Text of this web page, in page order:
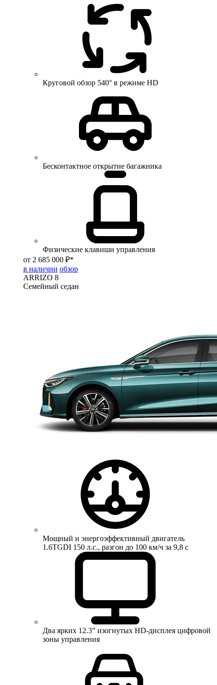
Круговой обзор 540° в режиме HD
Бесконтактное открытие багажника
Физические клавиши управления
от 2 685 000 ₽*
в наличии обзор
ARRIZO 8
Семейный седан
Мощный и энергоэффективный двигатель
1.6TGDI 150 л.с., разгон до 100 км/ч за 9,8 с
Два ярких 12.3” изогнутых HD-дисплея цифровой
зоны управления